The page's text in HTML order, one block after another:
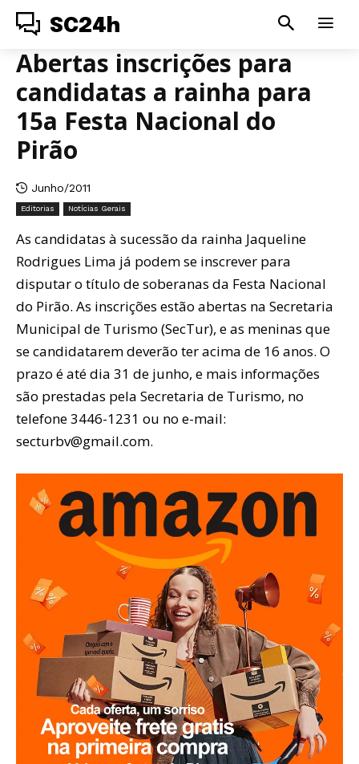
SC24h
Abertas inscrições para
candidatas a rainha para
15a Festa Nacional do
Pirão
Junho/2011
Editorias Notícias Gerais
As candidatas à sucessão da rainha Jaqueline
Rodrigues Lima já podem se inscrever para
disputar o título de soberanas da Festa Nacional
do Pirão. As inscrições estão abertas na Secretaria
Municipal de Turismo (SecTur), e as meninas que
se candidatarem deverão ter acima de 16 anos. O
prazo é até dia 31 de junho, e mais informações
são prestadas pela Secretaria de Turismo, no
telefone 3446-1231 ou no e-mail:
secturbv@gmail.com.